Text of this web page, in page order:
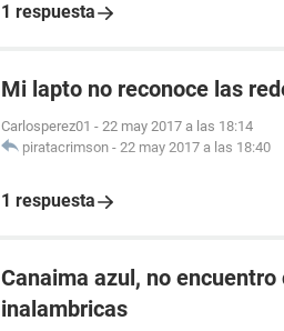
1 respuesta
Mi lapto no reconoce las
Carlosperez01 - 22 may 2017 a las 18:14
piratacrimson - 22 may 2017 a las 18:40
1 respuesta
Canaima azul, no
inalambricas